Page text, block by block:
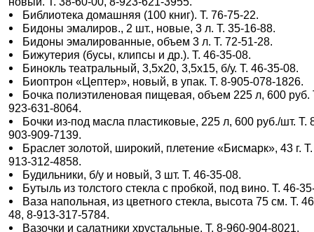
Библиотека домашняя (100 книг). Т. 76-75-22.
Бидоны эмалиров., 2 шт., новые, 3 л. Т. 35-16-88.
Бидоны эмалированные, объем 3 л. Т. 72-51-28.
Бижутерия (бусы, клипсы и др.). Т. 46-35-08.
Бинокль театральный, 3,5х20, 3,5х15, б/у. Т. 46-35-08.
Биоптрон «Цептер», новый, в упак. Т. 8-905-078-1826.
Бочка полиэтиленовая пищевая, объем 225 л, 600 руб.
923-631-8064.
Бочки из-под масла пластиковые, 225 л, 600 руб./шт. Т.
903-909-7139.
Браслет золотой, широкий, плетение «Бисмарк», 43 г.
913-312-4858.
Будильники, б/у и новый, 3 шт. Т. 46-35-08.
Бутыль из толстого стекла с пробкой, под вино. Т. 46-
Ваза напольная, из цветного стекла, высота 75 см. Т.
48, 8-913-317-5784.
Вазочки и салатники хрустальные. Т. 8-960-904-8021.